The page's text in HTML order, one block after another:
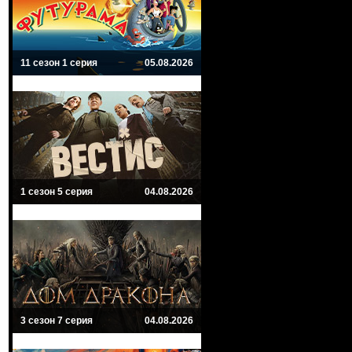
11 сезон 1 серия 05.08.2026
1 сезон 5 серия 04.08.2026
3 сезон 7 серия 04.08.2026